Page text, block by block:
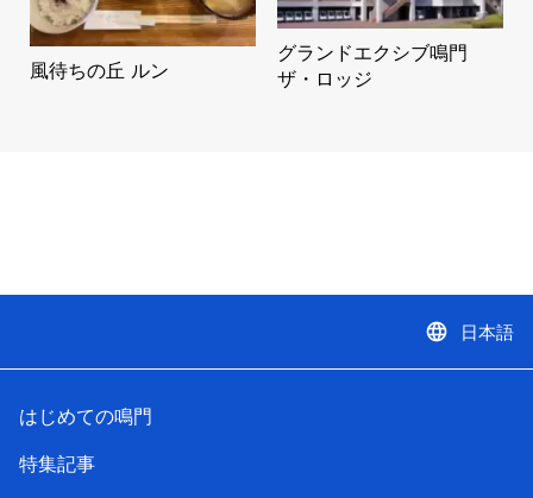
風待ちの丘 ルン
グランドエクシブ鳴門
ザ・ロッジ
language 日本語
はじめての鳴門
特集記事